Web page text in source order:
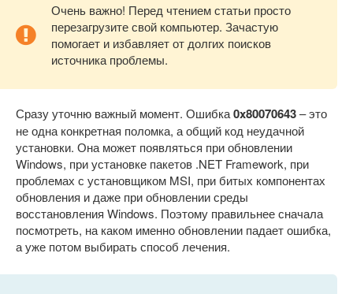
Очень важно! Перед чтением статьи просто
перезагрузите свой компьютер. Зачастую
помогает и избавляет от долгих поисков
источника проблемы.
Сразу уточню важный момент. Ошибка0x80070643– это
не одна конкретная поломка, а общий код неудачной
установки. Она может появляться при обновлении
Windows, при установке пакетов .NET Framework, при
проблемах с установщиком MSI, при битых компонентах
обновления и даже при обновлении среды
восстановления Windows. Поэтому правильнее сначала
посмотреть, на каком именно обновлении падает ошибка,
а уже потом выбирать способ лечения.